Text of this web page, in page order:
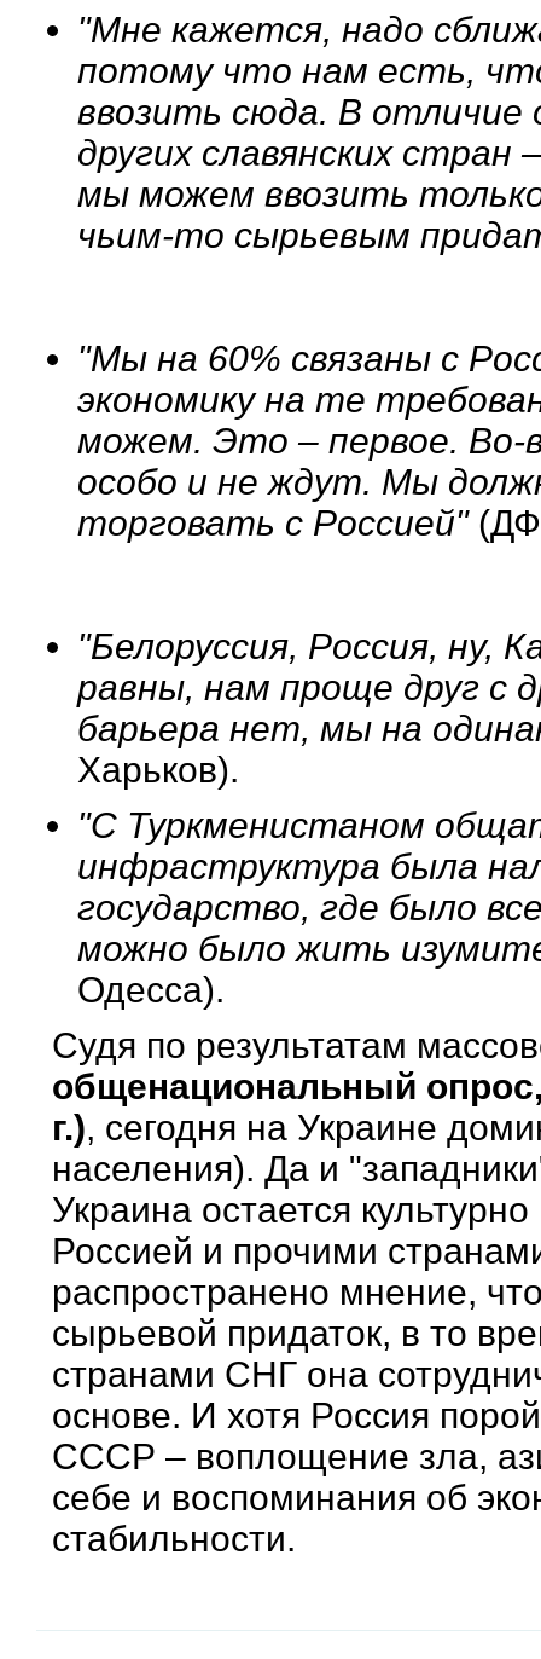
"Мне кажется, надо
потому что нам есть,
ввозить сюда. В
других славянских стран
мы можем ввозить
чьим-то сырьевым
"Мы на 60% связаны с
экономику на те
можем. Это – первое.
особо и не ждут. Мы
торговать с Россией"
"Белоруссия, Россия, ну,
равны, нам проще друг с
барьера нет, мы на
Харьков).
"С Туркменистаном
инфраструктура была
государство, где было
можно было жить
Одесса).
Судя по результатам
общенациональный
г.), сегодня на Украине
населения). Да и
Украина остается
Россией и прочими
распространено мнение,
сырьевой придаток, в то
странами СНГ она
основе. И хотя Россия
СССР – воплощение зла,
себе и воспоминания об
стабильности.